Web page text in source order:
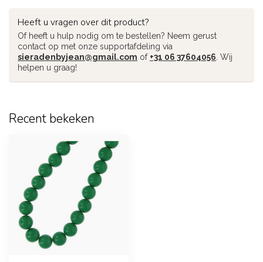
Heeft u vragen over dit product?
Of heeft u hulp nodig om te bestellen? Neem gerust
contact op met onze supportafdeling via
sieradenbyjean@gmail.com of +31 06 37604056 . Wij
helpen u graag!
Recent bekeken